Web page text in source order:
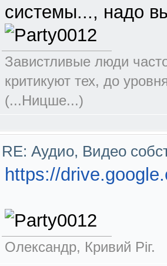
системы..., надо
Завистливые люди
критикуют тех, до
(...Ницше...)
RE: Аудио, Видео
https://
Олександр, Кривий Рiг.